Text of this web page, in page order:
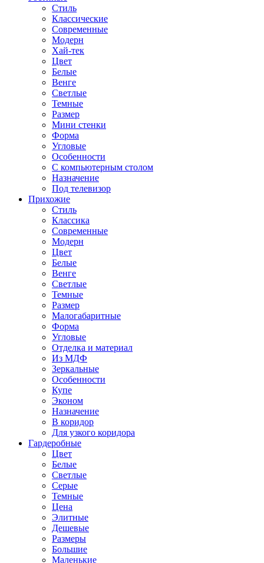
Стиль
Классические
Современные
Модерн
Хай-тек
Цвет
Белые
Венге
Светлые
Темные
Размер
Мини стенки
Форма
Угловые
Особенности
С компьютерным столом
Назначение
Под телевизор
Прихожие
Стиль
Классика
Современные
Модерн
Цвет
Белые
Венге
Светлые
Темные
Размер
Малогабаритные
Форма
Угловые
Отделка и материал
Из МДФ
Зеркальные
Особенности
Купе
Эконом
Назначение
В коридор
Для узкого коридора
Гардеробные
Цвет
Белые
Светлые
Серые
Темные
Цена
Элитные
Дешевые
Размеры
Большие
Маленькие